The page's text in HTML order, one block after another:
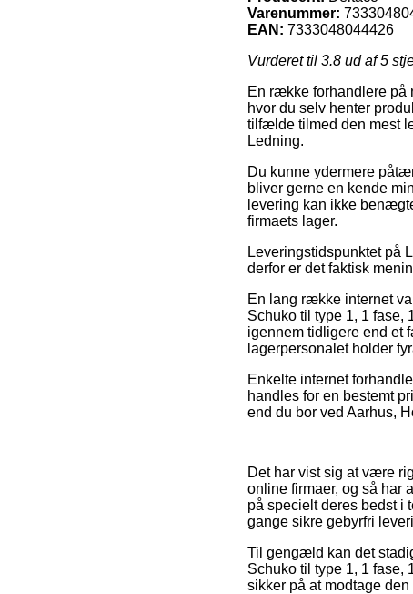
Varenummer:
EAN: 7333048044426
Vurderet til 3.8 ud af 5
En række forhandlere på
hvor du selv henter
tilfælde tilmed den mest
Ledning.
Du kunne ydermere
bliver gerne en kende
levering kan ikke
firmaets lager.
Leveringstidspunktet på
derfor er det faktisk
En lang række internet
Schuko til type 1, 1
igennem tidligere end et
lagerpersonalet holder
Enkelte internet
handles for en bestemt
end du bor ved Aarhus,
Det har vist sig at være
online firmaer, og så har
på specielt deres bedst i
gange sikre gebyrfri
Til gengæld kan det
Schuko til type 1, 1 fase,
sikker på at modtage